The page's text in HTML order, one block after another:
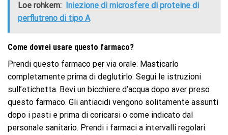
Loe rohkem:
Iniezione di microsfere di proteine ​​di
perflutreno di tipo A
Come dovrei usare questo farmaco?
Prendi questo farmaco per via orale. Masticarlo
completamente prima di deglutirlo. Segui le istruzioni
sull’etichetta. Bevi un bicchiere d’acqua dopo aver preso
questo farmaco. Gli antiacidi vengono solitamente assunti
dopo i pasti e prima di coricarsi o come indicato dal
personale sanitario. Prendi i farmaci a intervalli regolari.